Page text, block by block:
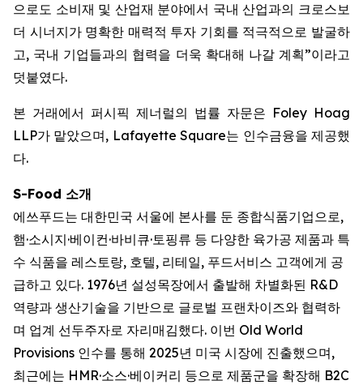
으로도 소비재 및 산업재 분야에서 국내 산업과의 크로스보
더 시너지가 명확한 매력적 투자 기회를 적극적으로 발굴하
고, 국내 기업들과의 협력을 더욱 확대해 나갈 계획”이라고
덧붙였다.
본 거래에서 퍼시픽 제너럴의 법률 자문은 Foley Hoag
LLP가 맡았으며, Lafayette Square는 인수금융을 제공했
다.
S-Food 소개
에쓰푸드는 대한민국 서울에 본사를 둔 종합식품기업으로,
햄·소시지·베이컨·바비큐·토핑류 등 다양한 육가공 제품과 특
수 식품을 레스토랑, 호텔, 리테일, 푸드서비스 고객에게 공
급하고 있다. 1976년 설성목장에서 출발해 차별화된 R&D
역량과 생산기술을 기반으로 글로벌 프랜차이즈와 협력하
며 업계 선두주자로 자리매김했다. 이번 Old World
Provisions 인수를 통해 2025년 미국 시장에 진출했으며,
최근에는 HMR·소스·베이커리 등으로 제품군을 확장해 B2C